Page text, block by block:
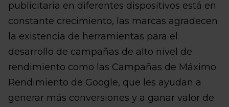
publicitaria en diferentes dispositivos está en
constante crecimiento, las marcas agradecen
la existencia de herramientas para el
desarrollo de campañas de alto nivel de
rendimiento como las Campañas de Máximo
Rendimiento de Google, que les ayudan a
generar más conversiones y a ganar valor de